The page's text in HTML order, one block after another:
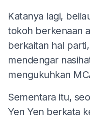
Katanya lagi,
tokoh berkenaan
berkaitan hal
mendengar
mengukuhkan
Sementara itu,
Yen Yen berkata